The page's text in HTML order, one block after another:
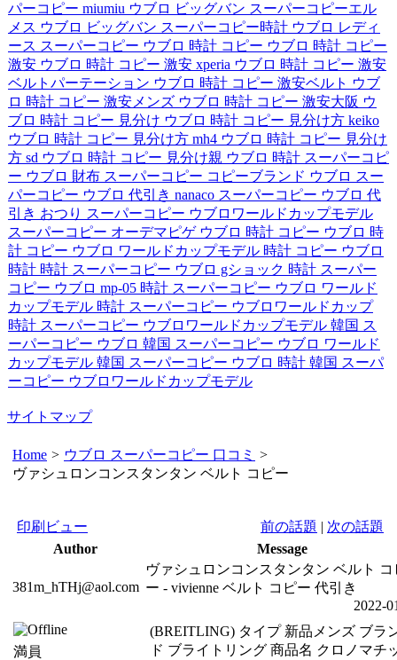
パーコピー miumiu ウブロ ビッグバン スーパーコピーエル
メス ウブロ ビッグバン スーパーコピー時計 ウブロ レディ
ース スーパーコピー ウブロ 時計 コピー ウブロ 時計 コピー
激安 ウブロ 時計 コピー 激安 xperia ウブロ 時計 コピー 激安
ベルトパーテーション ウブロ 時計 コピー 激安ベルト ウブ
ロ 時計 コピー 激安メンズ ウブロ 時計 コピー 激安大阪 ウ
ブロ 時計 コピー 見分け ウブロ 時計 コピー 見分け方 keiko
ウブロ 時計 コピー 見分け方 mh4 ウブロ 時計 コピー 見分け
方 sd ウブロ 時計 コピー 見分け親 ウブロ 時計 スーパーコピ
ー ウブロ 財布 スーパーコピー コピーブランド ウブロ スー
パーコピー ウブロ 代引き nanaco スーパーコピー ウブロ 代
引き おつり スーパーコピー ウブロワールドカップモデル
スーパーコピー オーデマピゲ ウブロ 時計 コピー ウブロ 時
計 コピー ウブロ ワールドカップモデル 時計 コピー ウブロ
時計 時計 スーパーコピー ウブロ gショック 時計 スーパー
コピー ウブロ mp-05 時計 スーパーコピー ウブロ ワールド
カップモデル 時計 スーパーコピー ウブロワールドカップ
時計 スーパーコピー ウブロワールドカップモデル 韓国 ス
ーパーコピー ウブロ 韓国 スーパーコピー ウブロ ワールド
カップモデル 韓国 スーパーコピー ウブロ 時計 韓国 スーパ
ーコピー ウブロワールドカップモデル
サイトマップ
Home > ウブロ スーパーコピー 口コミ >
ヴァシュロンコンスタンタン ベルト コピー
印刷ビュー 前の話題 | 次の話題
Author
Message
381m_hTHj@aol.com
ヴァシュロンコンスタンタン ベルト コ
ー - vivienne ベルト コピー 代引き
2022-
満員
(BREITLING) タイプ 新品メンズ ブラ
ド ブライトリング 商品名 クロノマチ